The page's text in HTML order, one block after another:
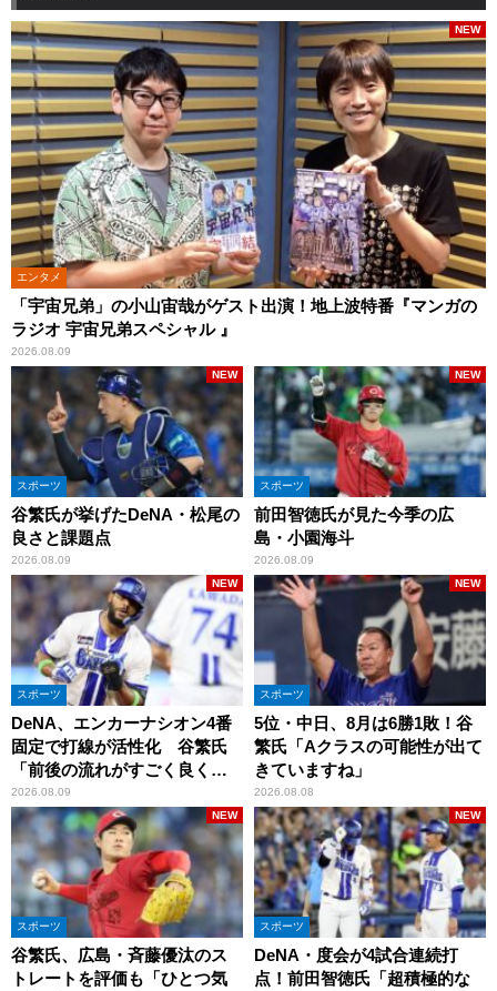
エンタメ
「宇宙兄弟」の小山宙哉がゲスト出演！地上波特番『マンガの
ラジオ 宇宙兄弟スペシャル 』
2026.08.09
NEW
スポーツ
谷繁氏が挙げたDeNA・松尾の
良さと課題点
2026.08.09
NEW
スポーツ
前田智徳氏が見た今季の広
島・小園海斗
2026.08.09
NEW
スポーツ
DeNA、エンカーナシオン4番
固定で打線が活性化 谷繁氏
「前後の流れがすごく良くな
りましたね」
2026.08.09
NEW
スポーツ
5位・中日、8月は6勝1敗！谷
繁氏「Aクラスの可能性が出て
きていますね」
2026.08.08
NEW
スポーツ
谷繁氏、広島・斉藤優汰のス
トレートを評価も「ひとつ気
NEW
スポーツ
DeNA・度会が4試合連続打
点！前田智徳氏「超積極的な
NEW